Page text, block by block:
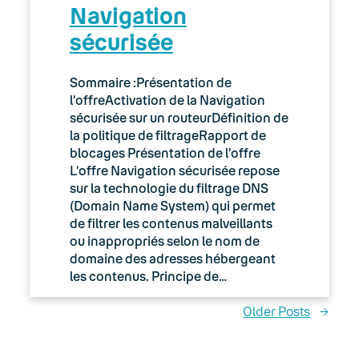
Navigation
sécurisée
Sommaire :Présentation de
l’offreActivation de la Navigation
sécurisée sur un routeurDéfinition de
la politique de filtrageRapport de
blocages Présentation de l’offre
L’offre Navigation sécurisée repose
sur la technologie du filtrage DNS
(Domain Name System) qui permet
de filtrer les contenus malveillants
ou inappropriés selon le nom de
domaine des adresses hébergeant
les contenus. Principe de…
Older Posts →